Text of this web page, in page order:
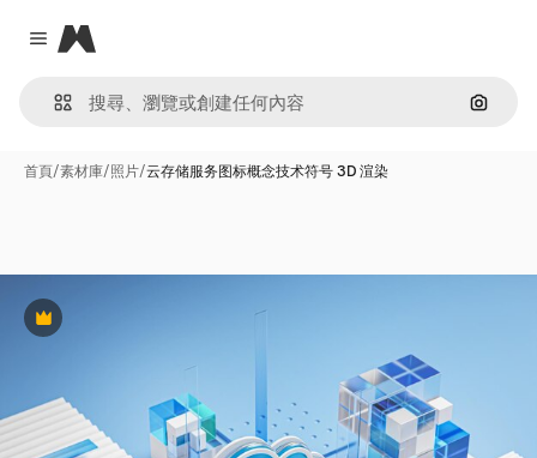
Close menu
Magnific
通過圖
首頁/素材庫/照片/云存储服务图标概念技术符号 3D 渲染
Premium